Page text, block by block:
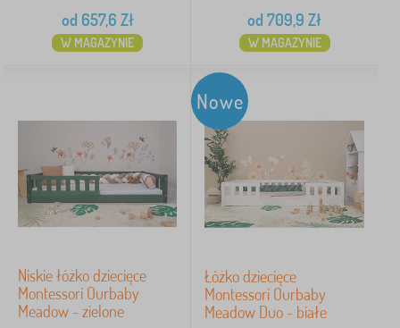
więcej
montessori - niskie
10
✓ rozkładana
4
z szufladą
48
bez nadruku
24
od 657,6 Zł
W MAGAZYNIE
od 709,9 Zł
W MAGAZYNIE
Niskie łóżko dziecięce
Montessori Ourbaby
Meadow - zielone
Nowe
Łóżko dziecięce
Montessori Ourbaby
Meadow Duo - białe